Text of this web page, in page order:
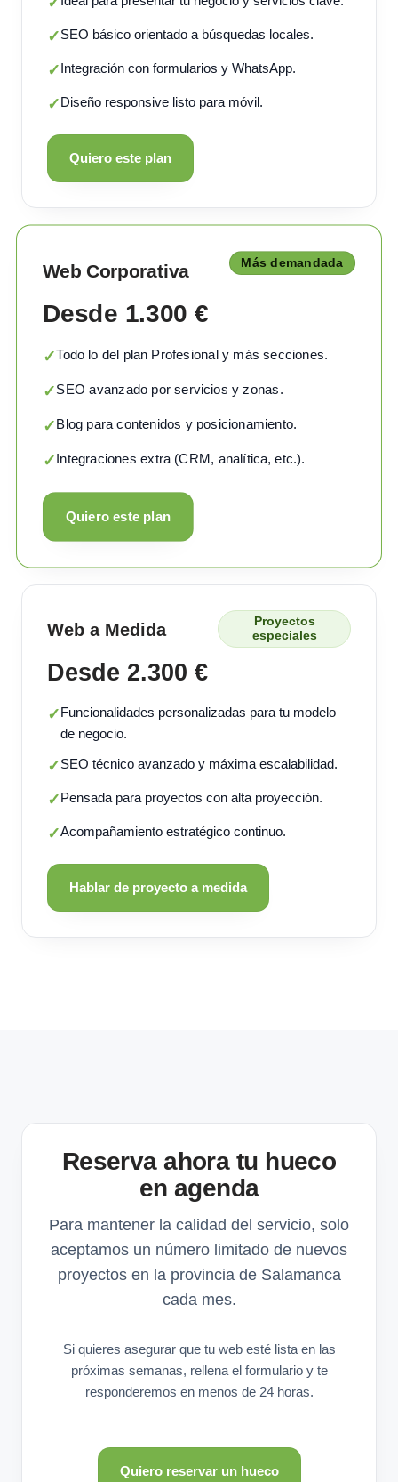
✓SEO básico orientado a búsquedas locales.
✓Integración con formularios y WhatsApp.
✓Diseño responsive listo para móvil.
Quiero este plan
Web Corporativa Más demandada
Desde 1.300 €
✓Todo lo del plan Profesional y más secciones.
✓SEO avanzado por servicios y zonas.
✓Blog para contenidos y posicionamiento.
✓Integraciones extra (CRM, analítica, etc.).
Quiero este plan
Web a Medida
Proyectos
especiales
Desde 2.300 €
✓Funcionalidades personalizadas para tu modelo
de negocio.
✓SEO técnico avanzado y máxima escalabilidad.
✓Pensada para proyectos con alta proyección.
✓Acompañamiento estratégico continuo.
Hablar de proyecto a medida
Reserva ahora tu hueco
en agenda
Para mantener la calidad del servicio, solo
aceptamos un número limitado de nuevos
proyectos en la provincia de Salamanca
cada mes.
Si quieres asegurar que tu web esté lista en las
próximas semanas, rellena el formulario y te
responderemos en menos de 24 horas.
Quiero reservar un hueco